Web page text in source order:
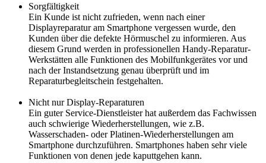
Sorgfältigkeit
Ein Kunde ist nicht zufrieden, wenn nach einer
Displayreparatur am Smartphone vergessen wurde, den
Kunden über die defekte Hörmuschel zu informieren. Aus
diesem Grund werden in professionellen Handy-Reparatur-
Werkstätten alle Funktionen des Mobilfunkgerätes vor und
nach der Instandsetzung genau überprüft und im
Reparaturbegleitschein festgehalten.
Nicht nur Display-Reparaturen
Ein guter Service-Dienstleister hat außerdem das Fachwissen
auch schwierige Wiederherstellungen, wie z.B.
Wasserschaden- oder Platinen-Wiederherstellungen am
Smartphone durchzuführen. Smartphones haben sehr viele
Funktionen von denen jede kaputtgehen kann.